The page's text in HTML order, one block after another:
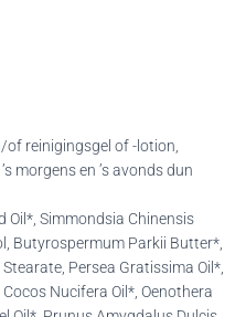
reinigingsgel of -lotion,
morgens en ’s avonds dun
Oil*, Simmondsia Chinensis
Butyrospermum Parkii Butter*,
Persea Gratissima Oil*,
Nucifera Oil*, Oenothera